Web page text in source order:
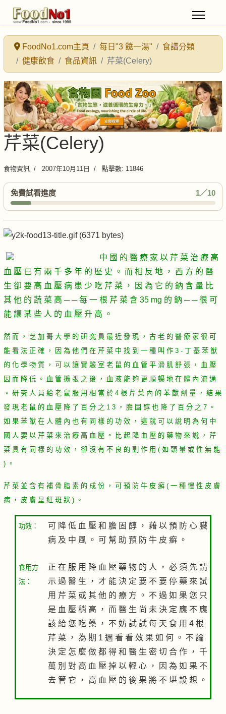
FoodNo1.com主頁 每日"3 餸一湯"
食譜分類
健康飲食
食品資訊 芹菜(Celery)
芹菜(Celery)
食物資訊 2007年10月11日 點擊數: 11846
免費試看進度 1／10
中 國 的 醫 療 家 以 芹 菜 治 療 高
血 壓 已 有 兩 千 多 年 的 歷 史 。 而 相 反 地 ， 西 方 的 醫
生 卻 要 高 血 壓 病 患 少 吃 芹 菜 ， 因 為 它 的 鈉 含 量 比
其 他 的 蔬 菜 高 ─ ─ 每 一 根 芹 菜 含 35 mg 的 鈉 ─ ─ 很 可
能 讓 某 些 人 的 血 壓 升 高 。
然 而 ， 芝 加 哥 大 學 的 研 究 員 最 近 發 現 ， 古 老 的 醫 療 家 很 可
能 看 法 正 確 ， 因 為 他 們 在 芹 菜 中 找 到 一 種 叫 作 3 - 丁 基 苯 猷
的 化 學 物 質 ， 可 以 讓 實 驗 室 老 鼠 的 血 管 平 滑 肌 舒 張 ， 血 壓
因 而 降 低 。 血 管 擴 張 之 後 ， 血 液 能 夠 更 順 暢 地 在 體 內 流 通
。 研 究 人 員 給 老 鼠 服 用 相 當 於 4 根 芹 菜 內 的 苯 猷 劑 量 ， 結 果
發 現 老 鼠 的 血 壓 降 了 百 分 之 1 3 ， 膽 固 醇 也 降 了 百 分 之 7 。
如 果 苯 猷 在 人 體 內 也 有 同 樣 的 功 效 ， 這 就 可 以 說 明 為 何 中
國 人 要 以 芹 菜 來 治 療 高 血 壓 。 比 起 降 血 壓 的 藥 物 來 說 ， 芹
菜 具 有 同 樣 的 功 效 ， 卻 沒 有 不 良 的 副 作 用 ( 如 頭 暈 或 性 無 能
) 。
芹 菜 並 含 有 補 骨 脂 素 的 成 份 ， 可 預 防 牛 皮 癬 ( 一 種 慢 性 皮 膚
病 ， 皮 膚 呈 紅 斑 狀 ) 。
功效：
可 降 低 血 壓 和 膽 固 醇 ， 藉 以 預 防 心 臟
病 及 中 風 。 可 幫 助 預 防 牛 皮 癬 。
食用方
法：
正 在 服 用 降 血 壓 藥 物 的 人 ， 必 須 先 請
示 過 醫 生 ， 才 能 決 定 要 不 要 停 藥 來 試
用 芹 菜 或 其 他 的 療 方 。 不 過 如 果 您 只
是 血 壓 稍 高 ， 而 醫 生 尚 未 決 定 應 不 應
該 給 您 吃 藥 ， 不 妨 試 試 每 天 食 用 4 根
芹 菜 ， 為 期 1 週 看 看 效 果 如 何 。 不 論
決 定 怎 麼 做 都 得 和 醫 生 密 切 合 作 ， 千
萬 別 對 高 血 壓 掉 以 輕 心 ， 因 為 如 果 不
去 管 它 ， 高 血 壓 的 後 果 將 不 堪 設 想 。